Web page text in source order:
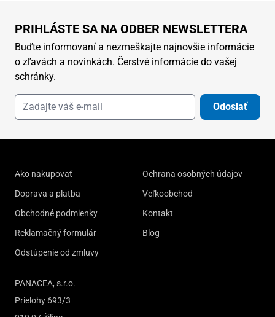
PRIHLÁSTE SA NA ODBER NEWSLETTERA
Buďte informovaní a nezmeškajte najnovšie informácie
o zľavách a novinkách. Čerstvé informácie do vašej
schránky.
Odoslať
Ako nakupovať
Doprava a platba
Obchodné podmienky
Reklamačný formulár
Odstúpenie od zmluvy
Ochrana osobných údajov
Veľkoobchod
Kontakt
Blog
PANACEA, s.r.o.
Prielohy 693/3